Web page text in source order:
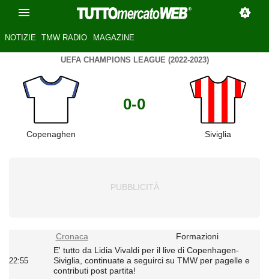
NOTIZIE TMW RADIO MAGAZINE
UEFA CHAMPIONS LEAGUE (2022-2023)
Copenaghen
0-0
Siviglia
Cronaca Formazioni
22:55
E' tutto da Lidia Vivaldi per il live di Copenhagen-
Siviglia, continuate a seguirci su TMW per pagelle e
contributi post partita!